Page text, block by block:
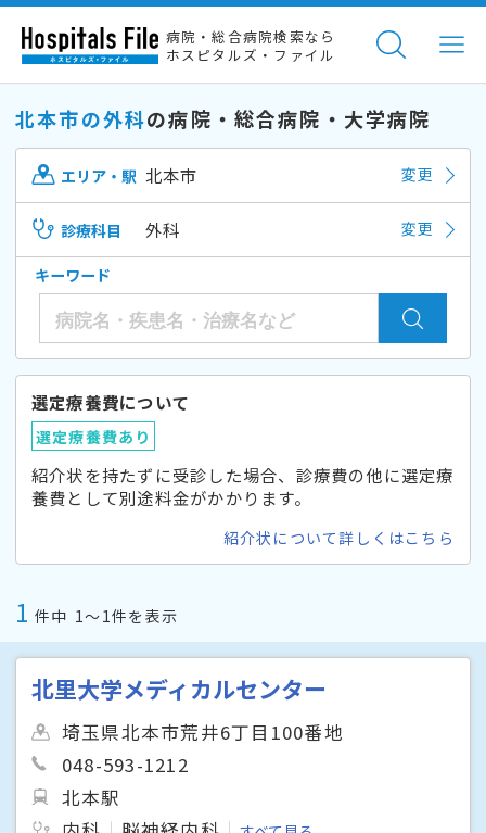
病院・総合病院検索なら
ホスピタルズ・ファイル
北本市の外科の病院・総合病院・大学病院
エリア・駅 北本市 変更
診療科目 外科 変更
キーワード
選定療養費について
選定療養費あり
紹介状を持たずに受診した場合、診療費の他に選定療
養費として別途料金がかかります。
紹介状について詳しくはこちら
1 件中 1〜1件を表示
北里大学メディカルセンター
埼玉県北本市荒井6丁目100番地
048-593-1212
北本駅